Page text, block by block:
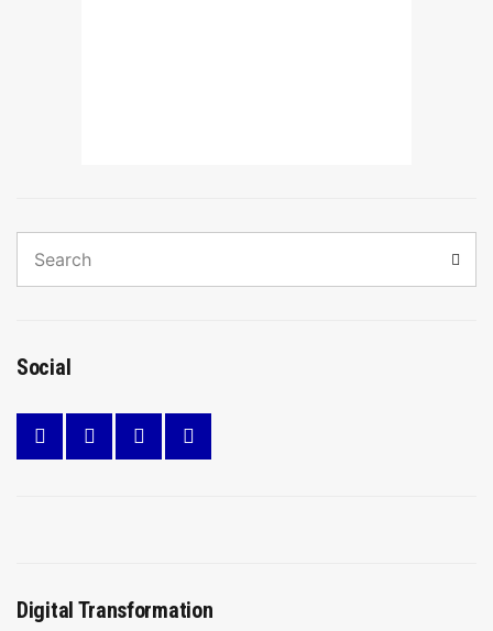
for:
Social
Digital Transformation